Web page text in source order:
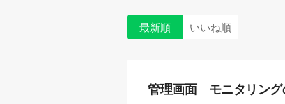
最新順 いいね順
管理画面 モニタリング